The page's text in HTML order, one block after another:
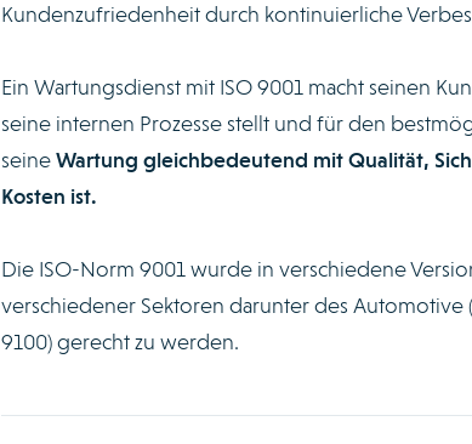
Kundenzufriedenheit durch kontinuierliche
Ein Wartungsdienst mit ISO 9001 macht seinen
seine internen Prozesse stellt und für den
seineWartung gleichbedeutend mit Qualität,
Kosten ist.
Die ISO-Norm 9001 wurde in verschiedene
verschiedener Sektoren darunter des Automotive
9100) gerecht zu werden.